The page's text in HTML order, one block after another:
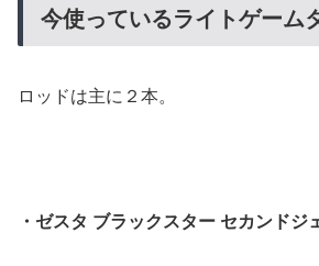
今使っているライトゲーム
ロッドは主に２本。
・ゼスタ ブラックスター セカンドジ